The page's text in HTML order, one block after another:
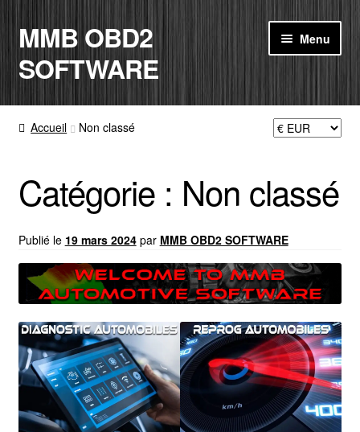
Aller
à
la
Aller
au
contenu
MMB OBD2
SOFTWARE
Menu
ACCUEIL
CODE RADIO
MON COMPTE
PANIER
CONTACT
Mentions Légales
Accueil Non classé
Catégorie : Non classé
Publié le 19 mars 2024 par MMB OBD2 SOFTWARE